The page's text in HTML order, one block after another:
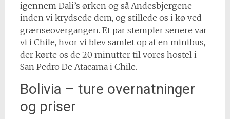
igennem Dali’s ørken og så Andesbjergene
inden vi krydsede dem, og stillede os i kø ved
grænseovergangen. Et par stempler senere var
vi i Chile, hvor vi blev samlet op af en minibus,
der kørte os de 20 minutter til vores hostel i
San Pedro De Atacama i Chile.
Bolivia – ture overnatninger
og priser